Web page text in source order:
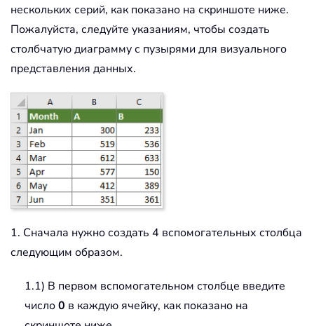
нескольких серий, как показано на скриншоте ниже.
Пожалуйста, следуйте указаниям, чтобы создать
столбчатую диаграмму с пузырями для визуального
представления данных.
1. Сначала нужно создать 4 вспомогательных столбца
следующим образом.
1.1) В первом вспомогательном столбце введите
число0 в каждую ячейку, как показано на